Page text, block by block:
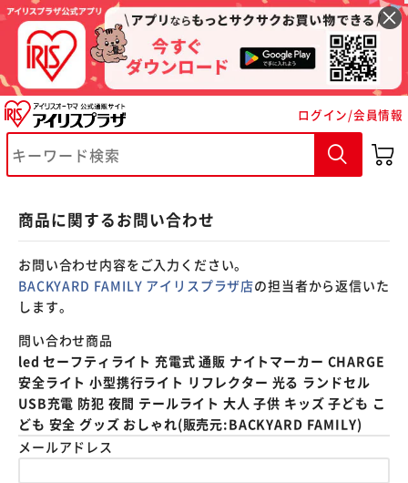
ログイン/会員情報
商品に関するお問い合わせ
お問い合わせ内容をご入力ください。
BACKYARD FAMILY アイリスプラザ店の担当者から返信いた
します。
問い合わせ商品
led セーフティライト 充電式 通販 ナイトマーカー CHARGE
安全ライト 小型携行ライト リフレクター 光る ランドセル
USB充電 防犯 夜間 テールライト 大人 子供 キッズ 子ども こ
ども 安全 グッズ おしゃれ(販売元:BACKYARD FAMILY)
メールアドレス
※ご確認ください
カートに入れる